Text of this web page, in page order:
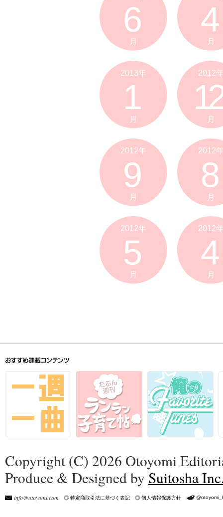
6
月
4
月
2013年
1
月
2012
12
月
2012年
9
月
2012
8
月
2012年
5
月
2012
4
月
Copyright (C) 2026 Otoyomi
Produce & Designed by Suitosha
info@otoyomi.com 特定商取引法に基づく表記 個人情報保護方針